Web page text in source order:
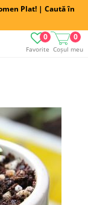
Plat! | Caută în
Favorite
0
Coșul meu
0